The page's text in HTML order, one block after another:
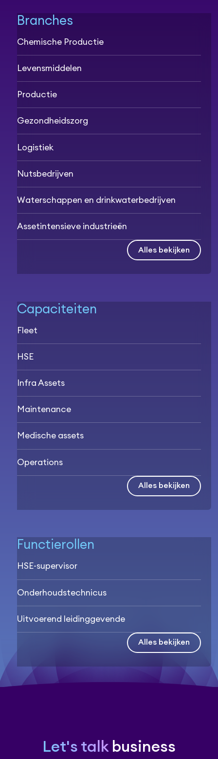
Branches
Chemische Productie
Levensmiddelen
Productie
Gezondheidszorg
Logistiek
Nutsbedrijven
Waterschappen en drinkwaterbedrijven
Assetintensieve industrieën
Alles bekijken
Capaciteiten
Fleet
HSE
Infra Assets
Maintenance
Medische assets
Operations
Alles bekijken
Functierollen
HSE-supervisor
Onderhoudstechnicus
Uitvoerend leidinggevende
Alles bekijken
Let's talk business